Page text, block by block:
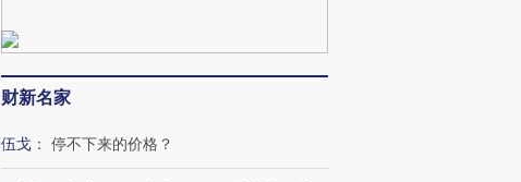
财新名家
伍戈 ： 停不下来的价格？